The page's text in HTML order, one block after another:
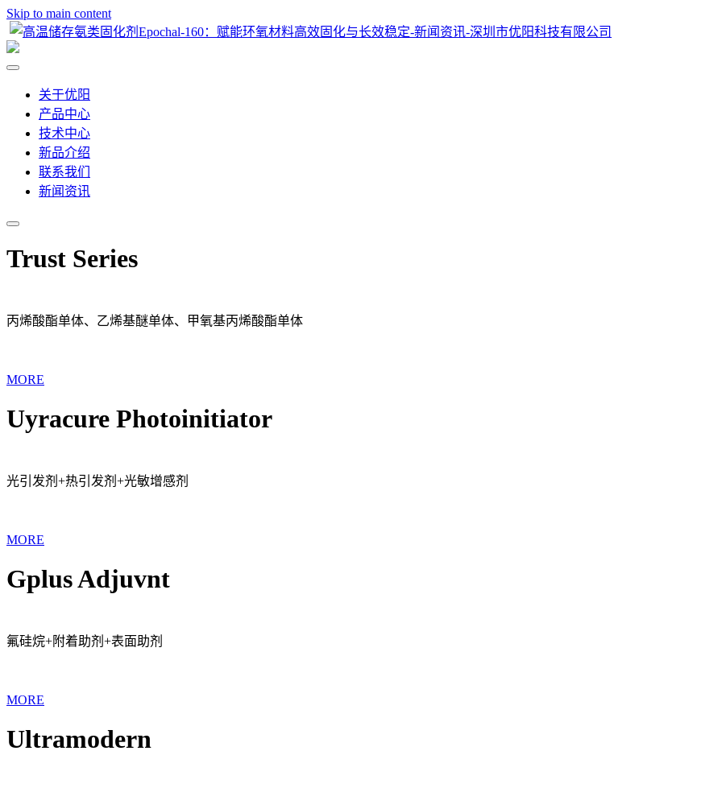
Skip to main content
关于优阳
产品中心
技术中心
新品介绍
联系我们
新闻资讯
Trust Series
丙烯酸酯单体、乙烯基醚单体、甲氧基丙烯酸酯单体
MORE
Uyracure Photoinitiator
光引发剂+热引发剂+光敏增感剂
MORE
Gplus Adjuvnt
氟硅烷+附着助剂+表面助剂
MORE
Ultramodern